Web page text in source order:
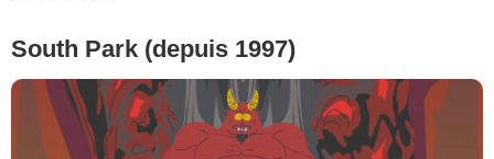
South Park (depuis 1997)